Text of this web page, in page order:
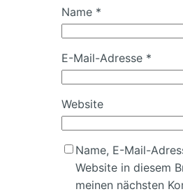
Name *
E-Mail-Adresse *
Website
Name, E-Mail-
Website in diesem
meinen nächsten